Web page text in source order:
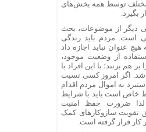
مختلف توسط همه بخش‌های
بگیرد.
دیگر از موضوعات، بحث
است. مردم باید زندگی
عنوان نباید اجازه داد
از وضعیت موجود،
هم بزنند؛ با این افراد با
شد. اگر امروز کسی نسبت
به اموال مردم اقدام
خاص است باید با شرایط
لذا ضرورت حفظ امنیت
تقویت سازوکار‌های کمک
کار قرار گرفته است.